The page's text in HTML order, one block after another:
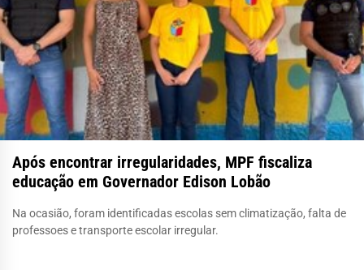
Após encontrar irregularidades, MPF fiscaliza
educação em Governador Edison Lobão
Na ocasião, foram identificadas escolas sem climatização, falta de
professoes e transporte escolar irregular.